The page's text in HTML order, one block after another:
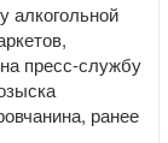
алкогольной
пресс-службу
ранее